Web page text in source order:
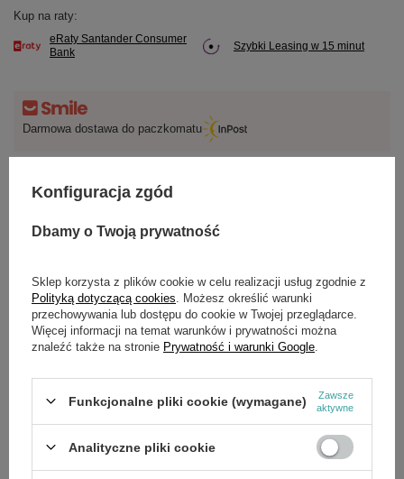
Kup na raty:
eRaty Santander Consumer
Bank
Szybki Leasing w 15 minut
Darmowa dostawa do paczkomatu
Zadaj pytanie a my odpowiemy niezwłocznie,
najciekawsze pytania i odpowiedzi publikując
dla innych.
Zadaj pytanie
Konfiguracja zgód
Dbamy o Twoją prywatność
Sklep korzysta z plików cookie w celu realizacji usług zgodnie z
Polityką dotyczącą cookies . Możesz określić warunki
przechowywania lub dostępu do cookie w Twojej przeglądarce.
Więcej informacji na temat warunków i prywatności można
znaleźć także na stronie Prywatność i warunki Google
Funkcjonalne pliki cookie (wymagane)
Zawsze
aktywne
Analityczne pliki cookie